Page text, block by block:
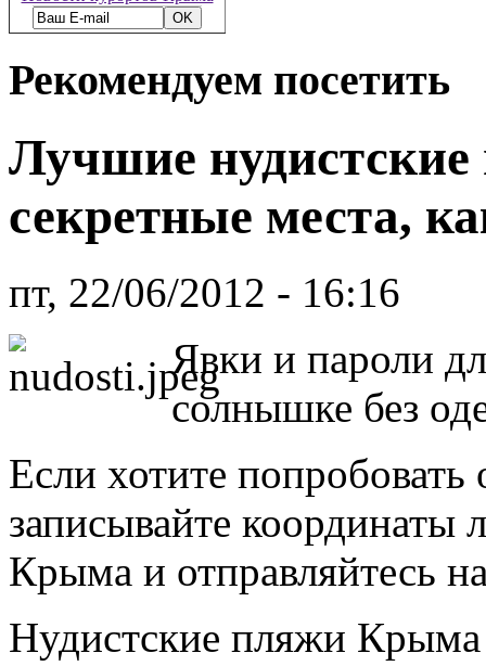
Рекомендуем посетить
Лучшие
секретные места,
пт, 22/06/2012 - 16:16
Явки и пароли
солнышке без
Если хотите
записывайте
Крыма и отправляйтесь
Нудистские пляжи